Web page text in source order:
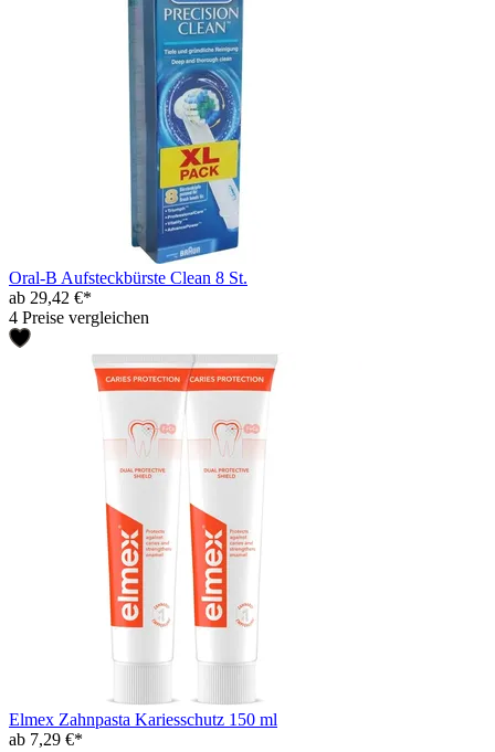
Oral-B Aufsteckbürste Clean 8 St.
ab 29,42 €*
4 Preise vergleichen
Elmex Zahnpasta Kariesschutz 150 ml
ab 7,29 €*